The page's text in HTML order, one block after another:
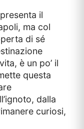
il
ma col
di sé
è un po’ il
questa
dalla
curiosi,